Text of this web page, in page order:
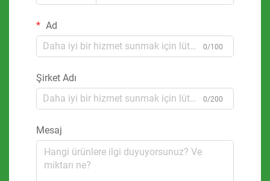
Ad
0/100
Şirket Adı
0/200
Mesaj